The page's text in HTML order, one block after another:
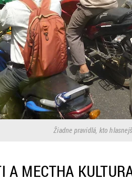
Žiadne pravidlá, kto
A МЕСТНА